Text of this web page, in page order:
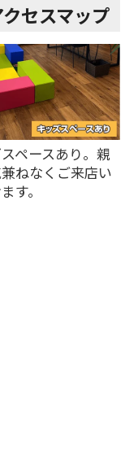
セスマップ
ペースあり。親
ねなくご来店い
す。